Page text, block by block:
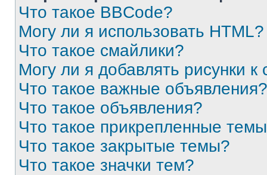
Что такое BBCode?
Могу ли я использовать HTML?
Что такое смайлики?
Могу ли я добавлять рисунки
Что такое важные объявления?
Что такое объявления?
Что такое прикрепленные
Что такое закрытые темы?
Что такое значки тем?